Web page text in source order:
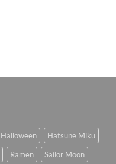
Halloween
Hatsune Miku
Ramen
Sailor Moon